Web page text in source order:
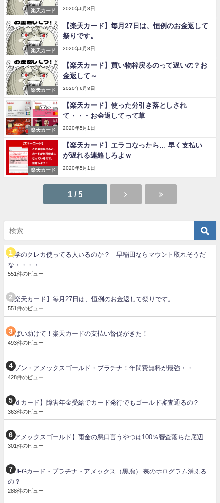
楽天カード 2020年6月8日
楽天カード
【楽天カード】毎月27日は、恒例のお金返して
祭りです。
2020年6月8日
楽天カード
【楽天カード】買い物枠戻るのって遅いの？お
金返して～
2020年6月8日
楽天カード
【楽天カード】使った分引き落としされ
て・・・お金返してって草
2020年5月1日
楽天カード
【楽天カード】エラコなったら… 早く支払い
が遅れる連絡しろよｗ
2020年5月1日
1 / 5
大学のクレカ使ってる人いるのか？ 早稲田ならマウント取れそうだ
な・・・・
551件のビュー
【楽天カード】毎月27日は、恒例のお金返して祭りです。
551件のビュー
やばい助けて！楽天カードの支払い督促がきた！
493件のビュー
セゾン・アメックスゴールド・プラチナ！年間費無料が最強・・
428件のビュー
【ｄカード】障害年金受給でカード発行でもゴールド審査通るの？
363件のビュー
【アメックスゴールド】雨金の悪口言うやつは100％審査落ちた底辺
301件のビュー
MUFGカード・プラチナ・アメックス（黒鹿） 表のホログラム消える
の？
288件のビュー